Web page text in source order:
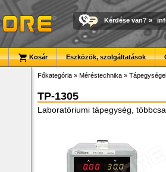
Kérdése van? »
Kosár Eszközök, szolgáltatások
Főkategória » Méréstechnika »
TP-1305
Laboratóriumi tápegység,